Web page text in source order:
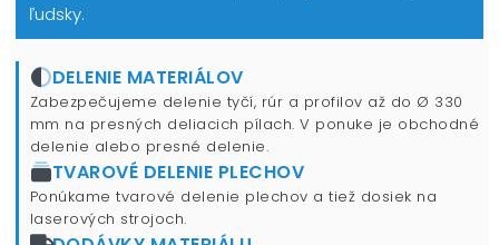
ľudsky.
DELENIE MATERIÁLOV
Zabezpečujeme delenie tyčí, rúr a profilov až do Ø 330
mm na presných deliacich pílach. V ponuke je obchodné
delenie alebo presné delenie.
TVAROVÉ DELENIE PLECHOV
Ponúkame tvarové delenie plechov a tiež dosiek na
laserových strojoch.